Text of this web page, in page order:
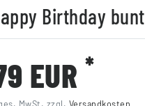
Birthday bunt
EUR *